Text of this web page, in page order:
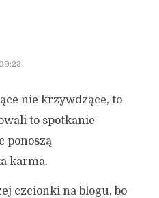
nie krzywdzące, to
to spotkanie
ponoszą
karma.
czcionki na blogu, bo